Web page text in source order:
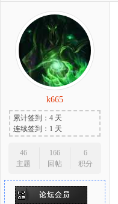
k665
累计签到：4 天
连续签到：1 天
46
主题
166
回帖
6
积分